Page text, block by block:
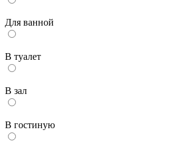
Для ванной
В туалет
В зал
В гостиную